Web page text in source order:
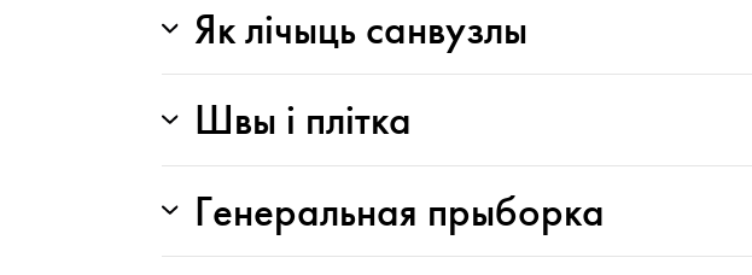
Як лічыць санвузлы
Швы і плітка
Генеральная прыборка